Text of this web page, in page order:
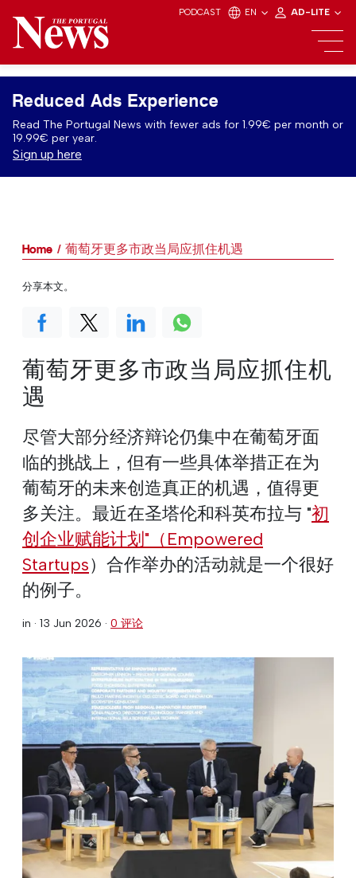
PODCAST EN AD-LITE
Reduced Ads Experience
Read The Portugal News with fewer ads for 1.99€ per month or
19.99€ per year.
Sign up here
Home 葡萄牙更多市政当局应抓住机遇
葡萄牙更多市政当局应抓住机
遇
尽管大部分经济辩论仍集中在葡萄牙面
临的挑战上，但有一些具体举措正在为
葡萄牙的未来创造真正的机遇，值得更
多关注。最近在圣塔伦和科英布拉与 "初
创企业赋能计划"（Empowered
Startups）合作举办的活动就是一个很好
的例子。
in · 13 Jun 2026 · 0 评论
分享本文。